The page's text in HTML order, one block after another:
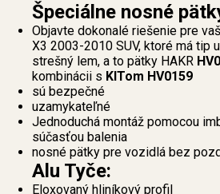
Špeciálne nosné
Objavte dokonalé riešenie pre
X3 2003-2010 SUV, ktoré má tip
strešný lem, a to pätky HAKR
kombinácii s KITom HV0159
sú bezpečné
uzamykateľné
Jednoduchá montáž pomocou
súčasťou balenia
nosné pätky pre vozidlá bez
Alu Tyče:
Eloxovaný hliníkový profil